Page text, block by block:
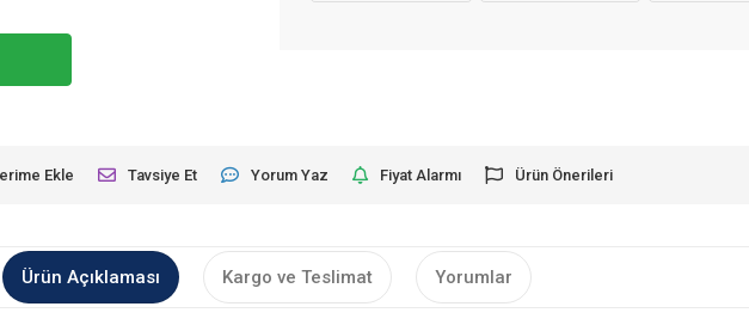
Ekle Tavsiye Et Yorum Yaz Fiyat Alarmı Ürün Önerileri
Ürün Açıklaması Kargo ve Teslimat Yorumlar